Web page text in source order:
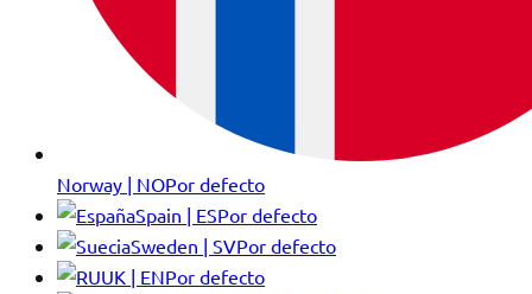
Norway | NOPor defecto
Spain | ESPor defecto
Sweden | SVPor defecto
UK | ENPor defecto